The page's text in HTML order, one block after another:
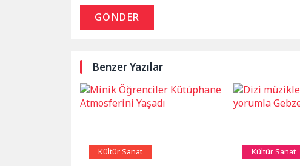
GÖNDER
Benzer Yazılar
Kültür Sanat Kültür Sanat